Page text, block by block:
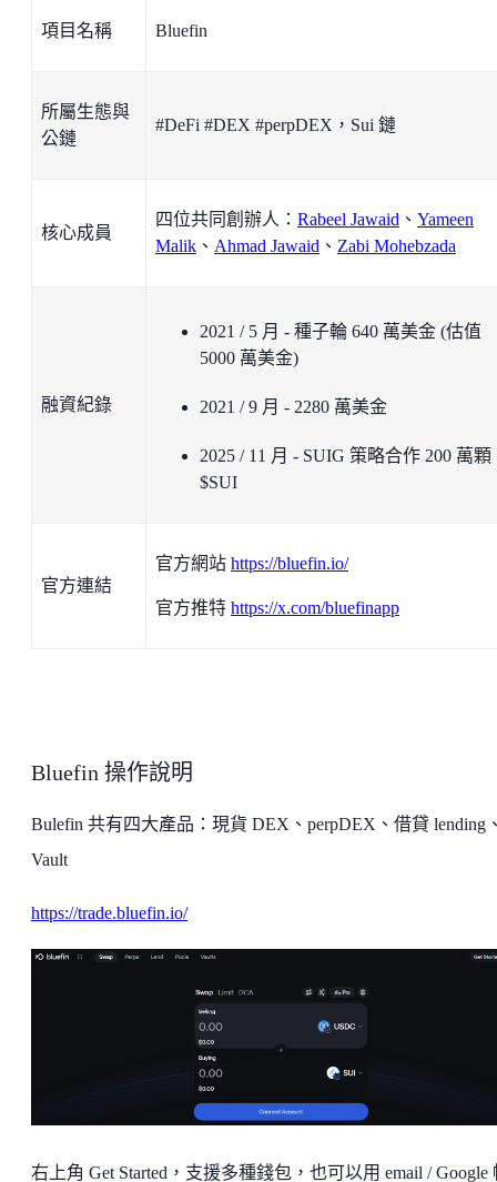
項目名稱 Bluefin
所屬生態與
公鏈
#DeFi #DEX #perpDEX，Sui 鏈
核心成員
四位共同創辦人： Rabeel Jawaid 、 Yameen
Malik 、 Ahmad Jawaid 、 Zabi Mohebzada
融資紀錄
2021 / 5 月 - 種子輪 640 萬美金 (估值
5000 萬美金)
2021 / 9 月 - 2280 萬美金
2025 / 11 月 - SUIG 策略合作 200 萬顆
$SUI
官方連結
官方網站 https://bluefin.io/
官方推特 https://x.com/bluefinapp
Bluefin 操作說明
Bulefin 共有四大產品：現貨 DEX、perpDEX、借貸 lending
Vault
https://trade.bluefin.io/
右上角 Get Started，支援多種錢包，也可以用 email / Google